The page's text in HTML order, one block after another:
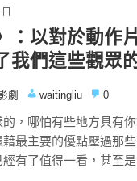
：以對於動作
我們這些觀眾
劇 waitingliu 0
，哪怕有些地方具有
最主要的優點壓過那
有了值得一看，甚至